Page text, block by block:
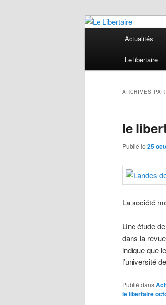
Le
Actualités
Le libertaire
ARCHIVES
le
Publié le 25
La société
Une étude
dans la
indique que
l’université
Publié dans
le libertaire